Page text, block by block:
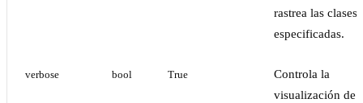
rastrea las clases
especificadas.
verbose bool True
Controla la
visualización de